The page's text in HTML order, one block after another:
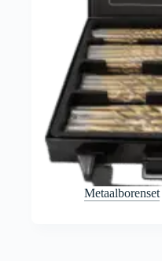
Metaalborenset